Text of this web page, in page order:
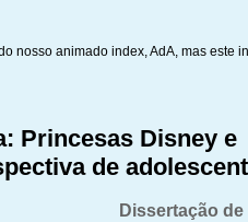
nosso animado index, AdA, mas este
Princesas Disney e
de
Dissertação